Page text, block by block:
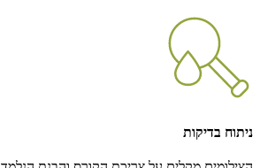
ניתוח בדיקות